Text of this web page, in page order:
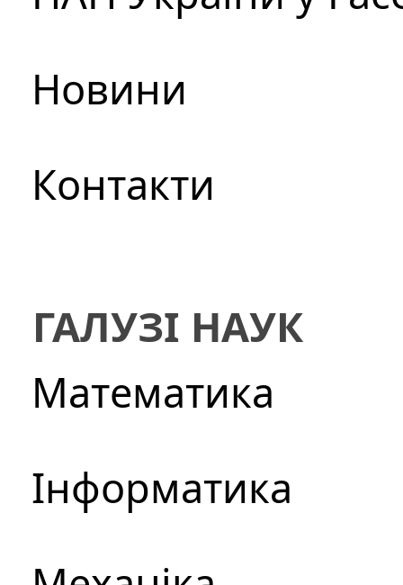
Новини
Контакти
ГАЛУЗІ НАУК
Математика
Інформатика